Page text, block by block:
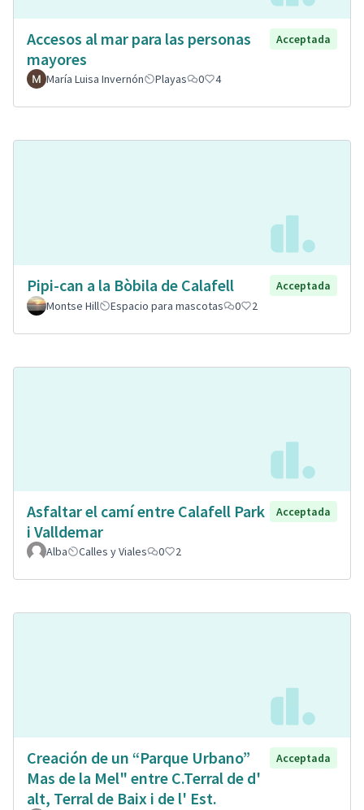
Accesos al mar para las personas
mayores
Acceptada
María Luisa Invernón Playas 0 4
Pipi-can a la Bòbila de Calafell
Acceptada
Montse Hill
Espacio para mascotas 0 2
Asfaltar el camí entre Calafell Park
i Valldemar
Acceptada
Alba Calles y Viales 0 2
Creación de un “Parque Urbano”
Mas de la Mel" entre C.Terral de d'
alt, Terral de Baix i de l' Est.
Acceptada